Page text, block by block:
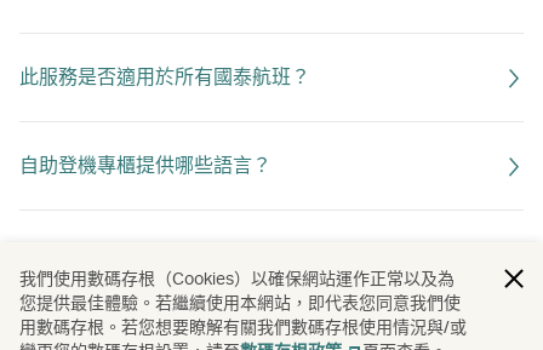
此服務是否適用於所有國泰航班？
自助登機專櫃提供哪些語言？
如使用電子專櫃時出現問題，我可在何處獲得協助？
我們使用數碼存根（Cookies）以確保網站運作正常以及為
您提供最佳體驗。若繼續使用本網站，即代表您同意我們使
用數碼存根。若您想要瞭解有關我們數碼存根使用情況與/或